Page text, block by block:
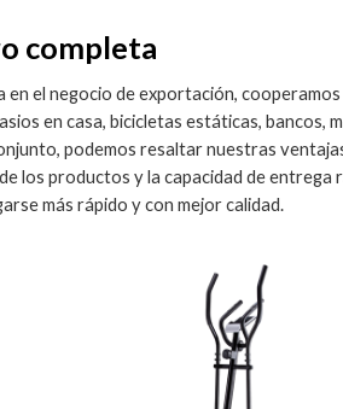
completa
el negocio de exportación, cooperamos
en casa, bicicletas estáticas, bancos,
podemos resaltar nuestras
los productos y la capacidad de entrega
más rápido y con mejor calidad.